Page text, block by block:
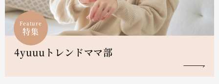
Feature
特集
4yuuuトレンドママ部